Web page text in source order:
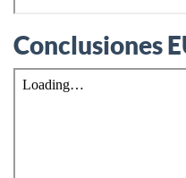
Conclusiones